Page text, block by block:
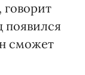
говорит
появился
сможет